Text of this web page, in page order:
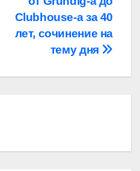
Clubhouse-а за 40
лет, сочинение на
тему дня